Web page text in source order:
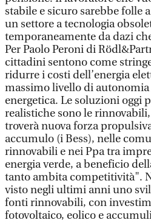
stabile e sicuro sarebbe folle
un settore a tecnologia
temporaneamente da dazi
Per Paolo Peroni di
cittadini sentono come
ridurre i costi dell’energia
massimo livello di
energetica. Le soluzioni oggi
realistiche sono le
troverà nuova forza
accumulo (i Bess), nelle
rinnovabili e nei Ppa tra
energia verde, a beneficio
tanto ambita competitività".
visto negli ultimi anni uno
fonti rinnovabili, con
fotovoltaico, eolico e